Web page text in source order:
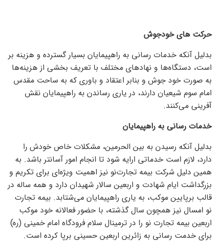
حرکت های خودجوش
بدلیل آنکه خدمات رسانی به راهپیمایان بسیار گسترده و هزینه بر
است، دستگاه‌ها و نهاد‌های مختلف با تعریف بخشی از هزینه‌ها
به صورت خود جوش و بنابر اعتقاد و باوری که به ساحت مقدس
امام سوم شیعیان دارند، در یاری رساندن به راهپیمایان نقش
آفرینی می‌کنند.
خدمات رسانی به راهپیمایان
بدلیل آنکه رسیدن به بین الحرمین، مشکلات خاص خودش را
دارد، لازم است خدماتی ارایه شود تا انجام امور آسانتر باشد. به
همین دلیل شرکت بیمه تجارت‌نو نیز اهمیت ویژه‌ای برای تکریم و
بزرگداشت ایام شهادت و اربعین سالار شهیدان دارد و همه ساله در
قالب برپایین موکب، به یاری راهپیمایان می‌شتابد. بیمه تجارت
نو امسال نیز همچون سال گذشته، با حضور فعالانه خود موکب
اربعین بیمه تجارت نو را در ترمینال سلام فرودگاه امام خمینی (ره)
برای خدمت رسانی به زائرین اربعین حسینی برپا کرده است.